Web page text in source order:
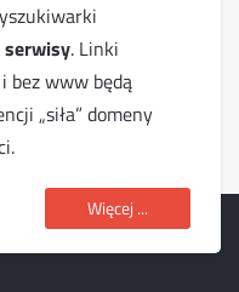
serwisy. Linki
bez www będą
„siła” domeny
Więcej ...